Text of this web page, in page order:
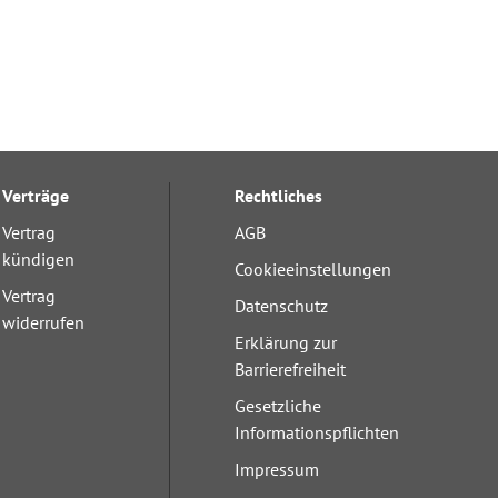
Verträge
Vertrag
kündigen
Vertrag
widerrufen
Rechtliches
AGB
Cookieeinstellungen
Datenschutz
Erklärung zur
Barrierefreiheit
Gesetzliche
Informationspflichten
Impressum